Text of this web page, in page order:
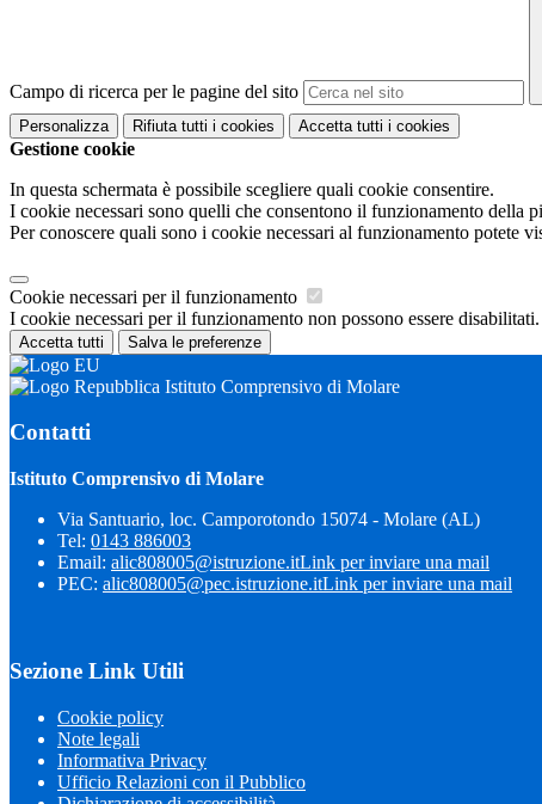
Campo di ricerca per le pagine del sito
Personalizza Rifiuta tutti i cookies Accetta tutti i cookies
Gestione cookie
In questa schermata è possibile scegliere quali cookie consentire.
I cookie necessari sono quelli che consentono il funzionamento della
Per conoscere quali sono i cookie necessari al funzionamento potete
Cookie necessari per il funzionamento
I cookie necessari per il funzionamento non possono essere
Accetta tutti Salva le preferenze
Istituto Comprensivo di Molare
Contatti
Istituto Comprensivo di Molare
Via Santuario, loc. Camporotondo 15074 - Molare (AL)
Tel: 0143 886003
Email: alic808005@istruzione.itLink per inviare una mail
PEC: alic808005@pec.istruzione.itLink per inviare una mail
Sezione Link Utili
Cookie policy
Note legali
Informativa Privacy
Ufficio Relazioni con il Pubblico